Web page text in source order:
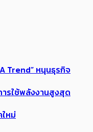
Trend” หนุนธุรกิจ
ารใช้พลังงานสูงสุด
หม่